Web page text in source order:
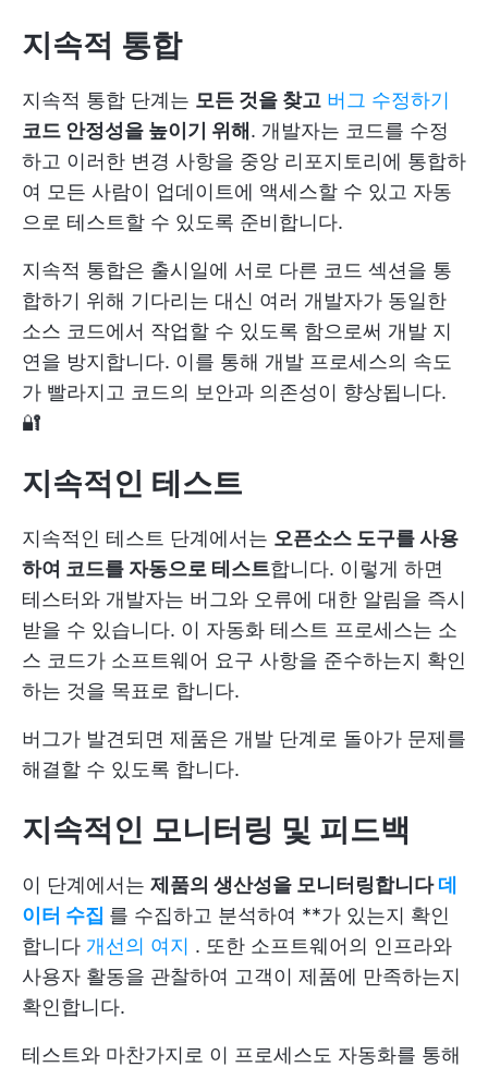
지속적 통합
지속적 통합 단계는 모든 것을 찾고 버그 수정하기
코드 안정성을 높이기 위해 . 개발자는 코드를 수정
하고 이러한 변경 사항을 중앙 리포지토리에 통합하
여 모든 사람이 업데이트에 액세스할 수 있고 자동
으로 테스트할 수 있도록 준비합니다.
지속적 통합은 출시일에 서로 다른 코드 섹션을 통
합하기 위해 기다리는 대신 여러 개발자가 동일한
소스 코드에서 작업할 수 있도록 함으로써 개발 지
연을 방지합니다. 이를 통해 개발 프로세스의 속도
가 빨라지고 코드의 보안과 의존성이 향상됩니다.
🔐
지속적인 테스트
지속적인 테스트 단계에서는 오픈소스 도구를 사용
하여 코드를 자동으로 테스트합니다. 이렇게 하면
테스터와 개발자는 버그와 오류에 대한 알림을 즉시
받을 수 있습니다. 이 자동화 테스트 프로세스는 소
스 코드가 소프트웨어 요구 사항을 준수하는지 확인
하는 것을 목표로 합니다.
버그가 발견되면 제품은 개발 단계로 돌아가 문제를
해결할 수 있도록 합니다.
지속적인 모니터링 및 피드백
이 단계에서는 제품의 생산성을 모니터링합니다데
이터 수집 를 수집하고 분석하여 **가 있는지 확인
합니다 개선의 여지 . 또한 소프트웨어의 인프라와
사용자 활동을 관찰하여 고객이 제품에 만족하는지
확인합니다.
테스트와 마찬가지로 이 프로세스도 자동화를 통해